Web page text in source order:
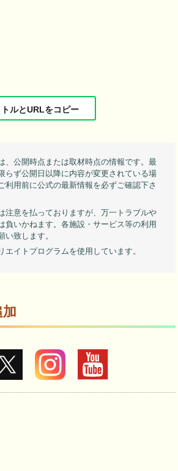
ルとURLをコピー
、公開時点または取材時点の情報です。最
らず公開日以降に内容が変更されている場
利用前に公式の最新情報を必ずご確認下さ
注意を払っておりますが、万一トラブルや
負いかねます。各施設・サービス等の利用
い致します。
エイトプログラムを使用しています。